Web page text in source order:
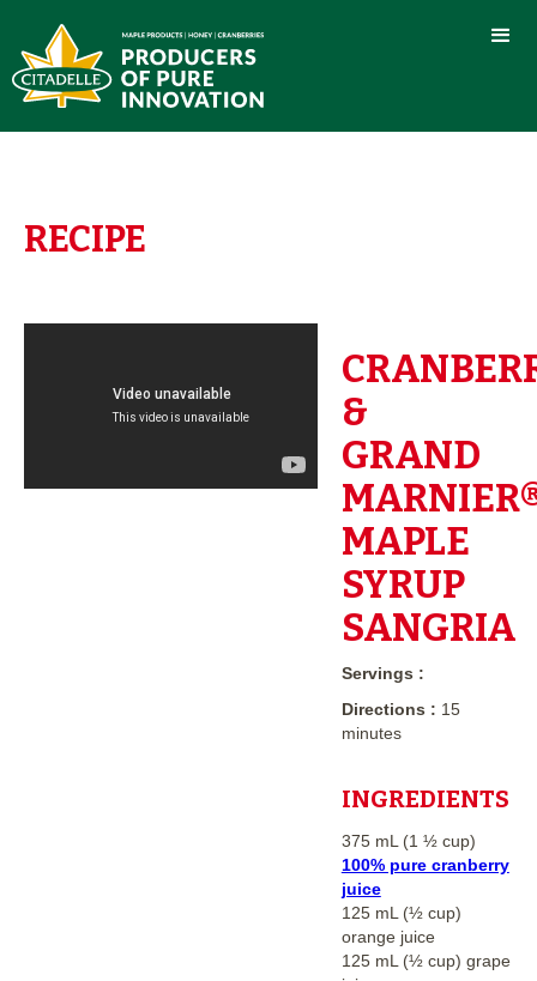
RECIPE
&
GRAND
MAPLE
SYRUP
SANGRIA
Servings :
Directions : 15
minutes
INGREDIENTS
375 mL (1 ½ cup)
100% pure cranberry
juice
125 mL (½ cup)
orange juice
125 mL (½ cup) grape